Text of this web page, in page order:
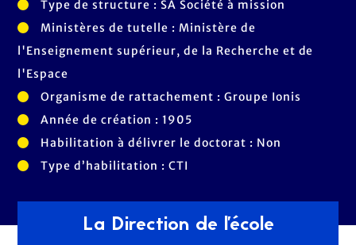
Type de structure : SA Société à mission
Ministères de tutelle : Ministère de
l'Enseignement supérieur, de la Recherche et de
l'Espace
Organisme de rattachement : Groupe Ionis
Année de création : 1905
Habilitation à délivrer le doctorat : Non
Type d’habilitation : CTI
La Direction de l'école